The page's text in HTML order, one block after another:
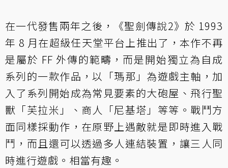
在一代發售兩年之後，《聖劍傳說2》於 1993
年 8 月在超級任天堂平台上推出了，本作不再
是屬於 FF 外傳的範疇，而是開始獨立為自成
系列的一款作品，以「瑪那」為遊戲主軸，加
入了系列開始成為常見要素的大砲屋、飛行聖
獸「芙拉米」、商人「尼基塔」等等。戰鬥方
面同樣採動作，在原野上遇敵就是即時進入戰
鬥，而且還可以透過多人連結裝置，讓三人同
時進行遊戲。相當有趣。